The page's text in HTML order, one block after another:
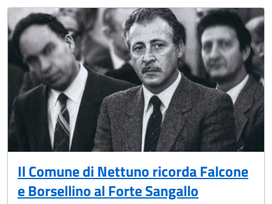
Il Comune di Nettuno ricorda Falcone
e Borsellino al Forte Sangallo